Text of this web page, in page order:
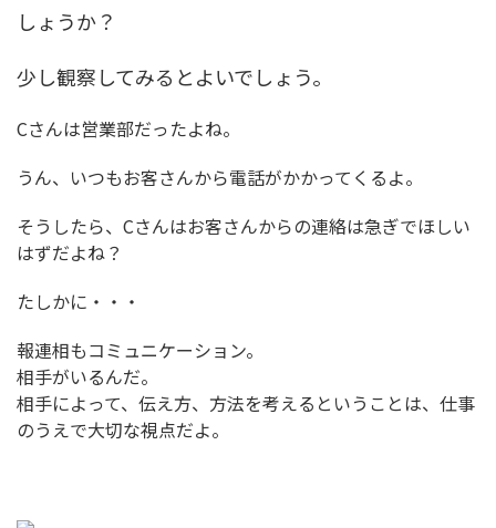
しょうか？
少し観察してみるとよいでしょう。
Cさんは営業部だったよね。
うん、いつもお客さんから電話がかかってくるよ。
そうしたら、Cさんはお客さんからの連絡は急ぎでほしい
はずだよね？
たしかに・・・
報連相もコミュニケーション。
相手がいるんだ。
相手によって、伝え方、方法を考えるということは、仕事
のうえで大切な視点だよ。